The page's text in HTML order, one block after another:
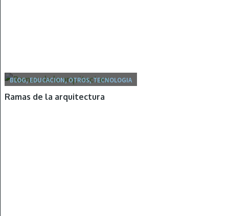
BLOG, EDUCACION, OTROS, TECNOLOGIA
Ramas de la arquitectura